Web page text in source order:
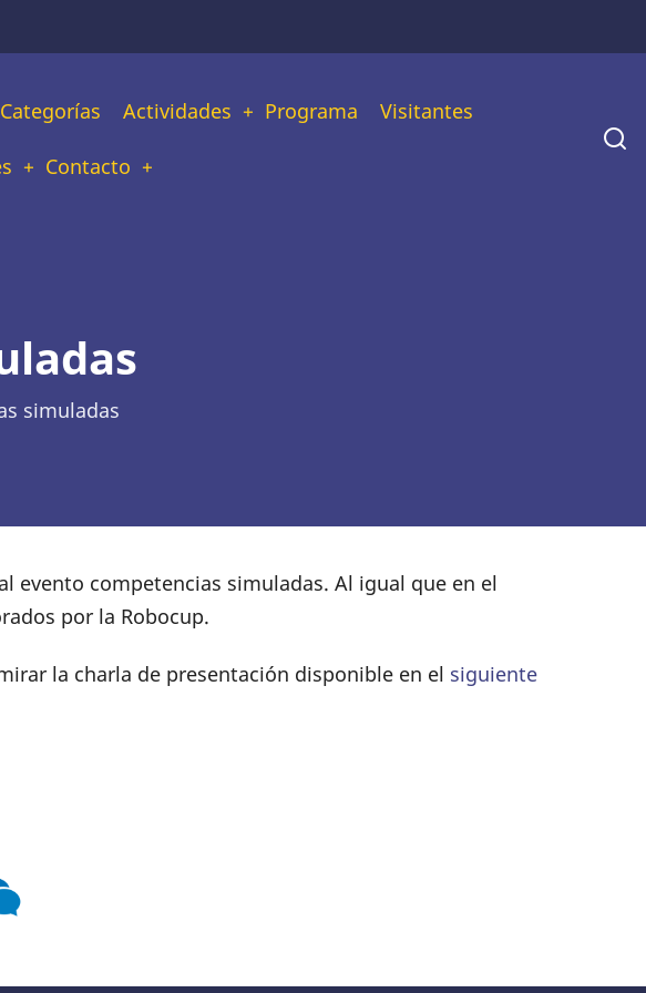
Categorías Actividades Programa Visitantes
Contacto
simuladas
evento competencias simuladas. Al igual que en el
por la Robocup.
la charla de presentación disponible en el siguiente